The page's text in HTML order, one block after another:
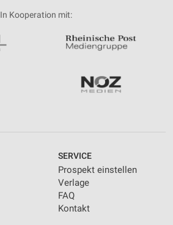
In Kooperation mit:
SERVICE
Prospekt einstellen
Verlage
FAQ
Kontakt